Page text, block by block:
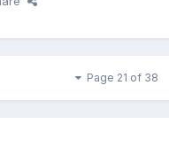
Page 21 of 38